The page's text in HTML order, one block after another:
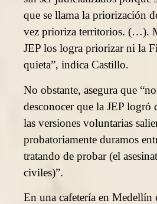
que se llama la priorización
vez prioriza territorios. (…).
JEP los logra priorizar ni la
quieta”, indica Castillo.
No obstante, asegura que
desconocer que la JEP logró
las versiones voluntarias
probatoriamente duramos
tratando de probar (el
civiles)”.
En una cafetería en Medellín